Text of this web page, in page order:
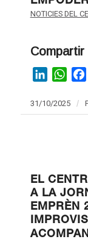
NOTICIES DEL
Compartir
LinkedIn
31/10/2025 /
EL
A LA
EMPRÈN